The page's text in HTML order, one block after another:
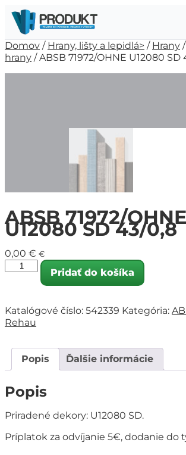
Domov / Hrany, lišty a lepidlá> / Hrany /
hrany / ABSB 71972/OHNE U12080 SD
ABSB 71972/OHNE
U12080 SD 43/0,8
0,00 € €
Pridať do košíka
Katalógové číslo: 542339 Kategória:
Rehau
Popis Ďalšie informácie
Popis
Priradené dekory: U12080 SD.
Príplatok za odvíjanie 5€, dodanie do